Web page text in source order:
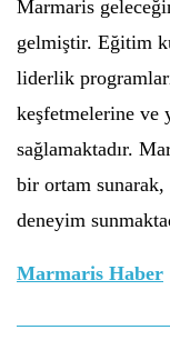
Marmaris
gelmiştir. Eğitim
liderlik
keşfetmelerine ve
sağlamaktadır.
bir ortam
deneyim
Marmaris Haber